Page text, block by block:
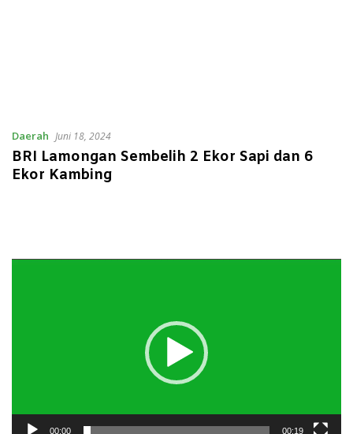
Daerah Juni 18, 2024
BRI Lamongan Sembelih 2 Ekor Sapi dan 6
Ekor Kambing
00:00 00:19